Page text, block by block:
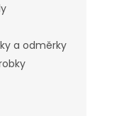
a odměrky